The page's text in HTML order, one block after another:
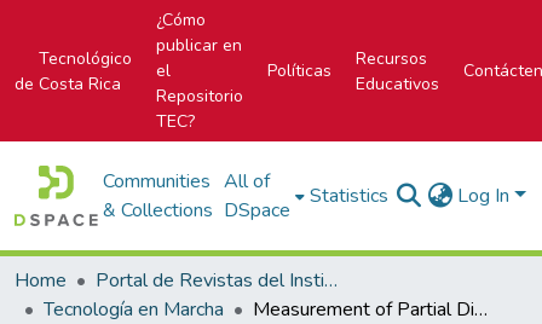
Tecnológico
de Costa Rica
¿Cómo
publicar en
el
Repositorio
TEC?
Políticas
Recursos
Educativos
Communities
& Collections
All of
DSpace
Statistics Log In
Home
Portal de Revistas del Instituto Tecnológico de Costa Rica
Tecnología en Marcha
Measurement of Partial Discharge in Power transformers under international standards IEC and IEEE